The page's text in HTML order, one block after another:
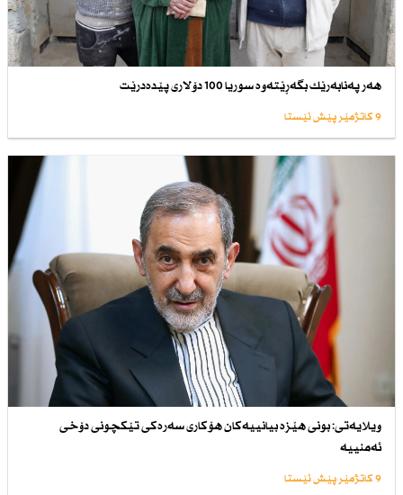
هەر پەنابەرێك بگەڕێتەوە سوریا 100 دۆلاری پێدەدرێت
9 کاتژمێر پێش ئێستا
ویلایەتی: بونی هێزە بیانییەكان هۆكاری سەرەكی تێكچونی دۆخی
ئەمنییە
9 کاتژمێر پێش ئێستا